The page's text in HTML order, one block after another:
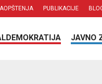
PUBLIKACIJE
JAVNO